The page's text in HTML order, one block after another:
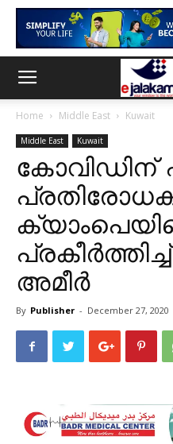
Home Middle East Kuwait
Middle East Kuwait
കോവിഡിന്
അമീർ
By Publisher - December 27, 2020